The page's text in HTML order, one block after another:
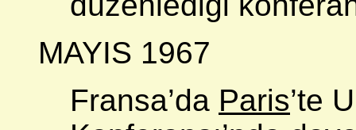
MAYIS 1967
Fransa’da Paris’te